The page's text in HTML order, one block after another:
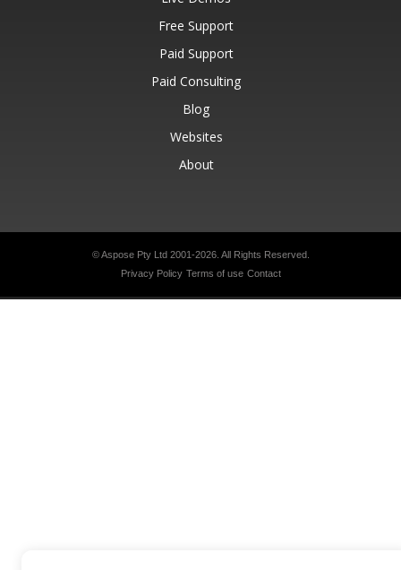
Free Support
Paid Support
Paid Consulting
Blog
Websites
About
© Aspose Pty Ltd 2001-2026. All Rights Reserved.
Privacy Policy Terms of use Contact